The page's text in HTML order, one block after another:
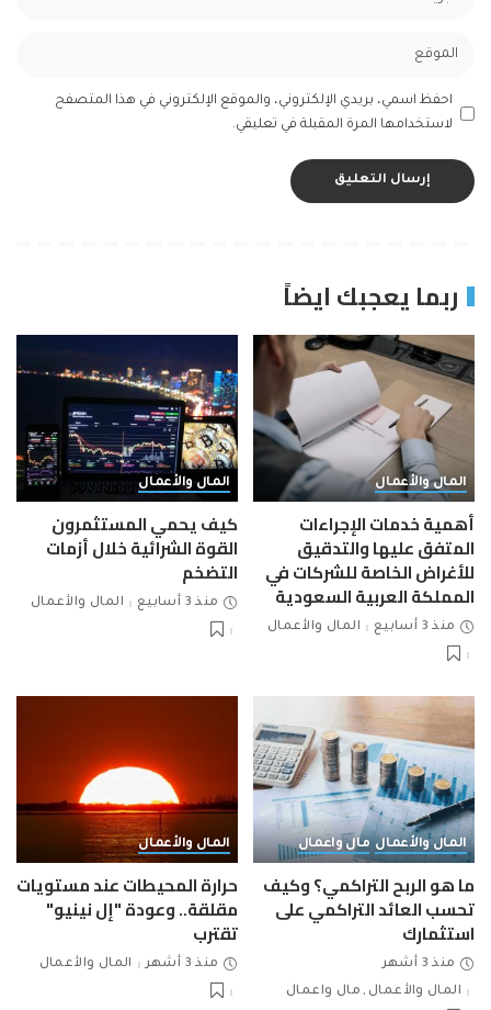
احفظ اسمي، بريدي الإلكتروني، والموقع الإلكتروني في هذا المتصفح
لاستخدامها المرة المقبلة في تعليقي.
ربما يعجبك ايضاً
المال والأعمال
أهمية خدمات الإجراءات
المتفق عليها والتدقيق
للأغراض الخاصة للشركات في
المملكة العربية السعودية
منذ 3 أسابيع المال والأعمال
المال والأعمال
كيف يحمي المستثمرون
القوة الشرائية خلال أزمات
التضخم
منذ 3 أسابيع المال والأعمال
المال والأعمال مال واعمال
ما هو الربح التراكمي؟ وكيف
تحسب العائد التراكمي على
استثمارك
منذ 3 أشهر
المال والأعمال
مال واعمال
المال والأعمال
حرارة المحيطات عند مستويات
مقلقة.. وعودة "إل نينيو"
تقترب
منذ 3 أشهر المال والأعمال